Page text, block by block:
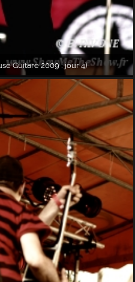
Guitare 2009 : jour 4)